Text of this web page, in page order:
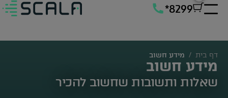
*8299
דף בית / מידע חשוב
מידע חשוב
שאלות ותשובות שחשוב להכיר